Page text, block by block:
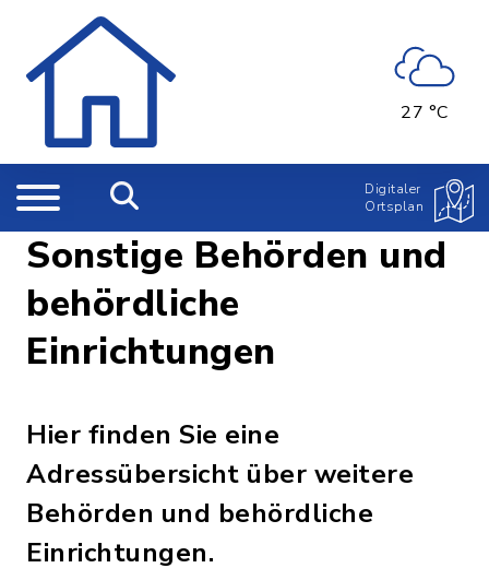
27 °C
Digitaler
Ortsplan
Sonstige Behörden und
behördliche
Einrichtungen
Hier finden Sie eine
Adressübersicht über weitere
Behörden und behördliche
Einrichtungen.